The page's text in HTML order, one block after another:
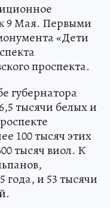
9 Мая. Первыми
«Дети
проспекта.
губернатора
тысячи белых и
100 тысяч этих
тысяч виол. К
года, и 53 тысячи